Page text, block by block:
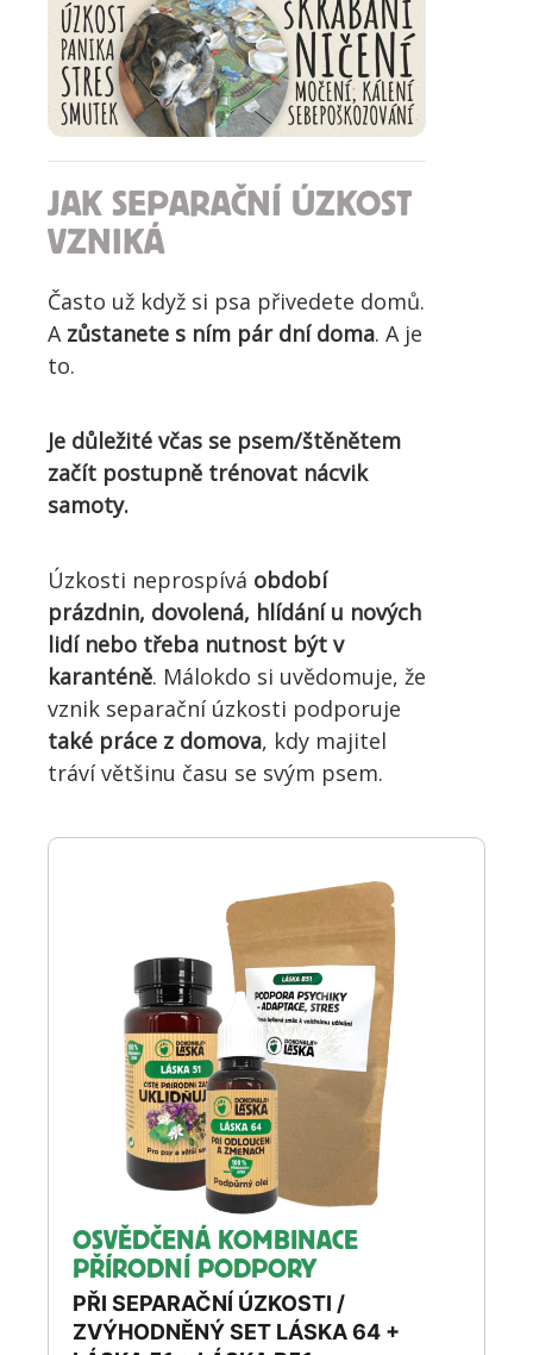
JAK SEPARAČNÍ ÚZKOST
VZNIKÁ
Často už když si psa přivedete domů.
A zůstanete s ním pár dní doma. A je
to.
Je důležité včas se psem/štěnětem
začít postupně trénovat nácvik
samoty.
Úzkosti neprospívá období
prázdnin, dovolená, hlídání u nových
lidí nebo třeba nutnost být v
karanténě. Málokdo si uvědomuje, že
vznik separační úzkosti podporuje
také práce z domova, kdy majitel
tráví většinu času se svým psem.
OSVĚDČENÁ KOMBINACE
PŘÍRODNÍ PODPORY
PŘI SEPARAČNÍ ÚZKOSTI /
ZVÝHODNĚNÝ SET LÁSKA 64 +